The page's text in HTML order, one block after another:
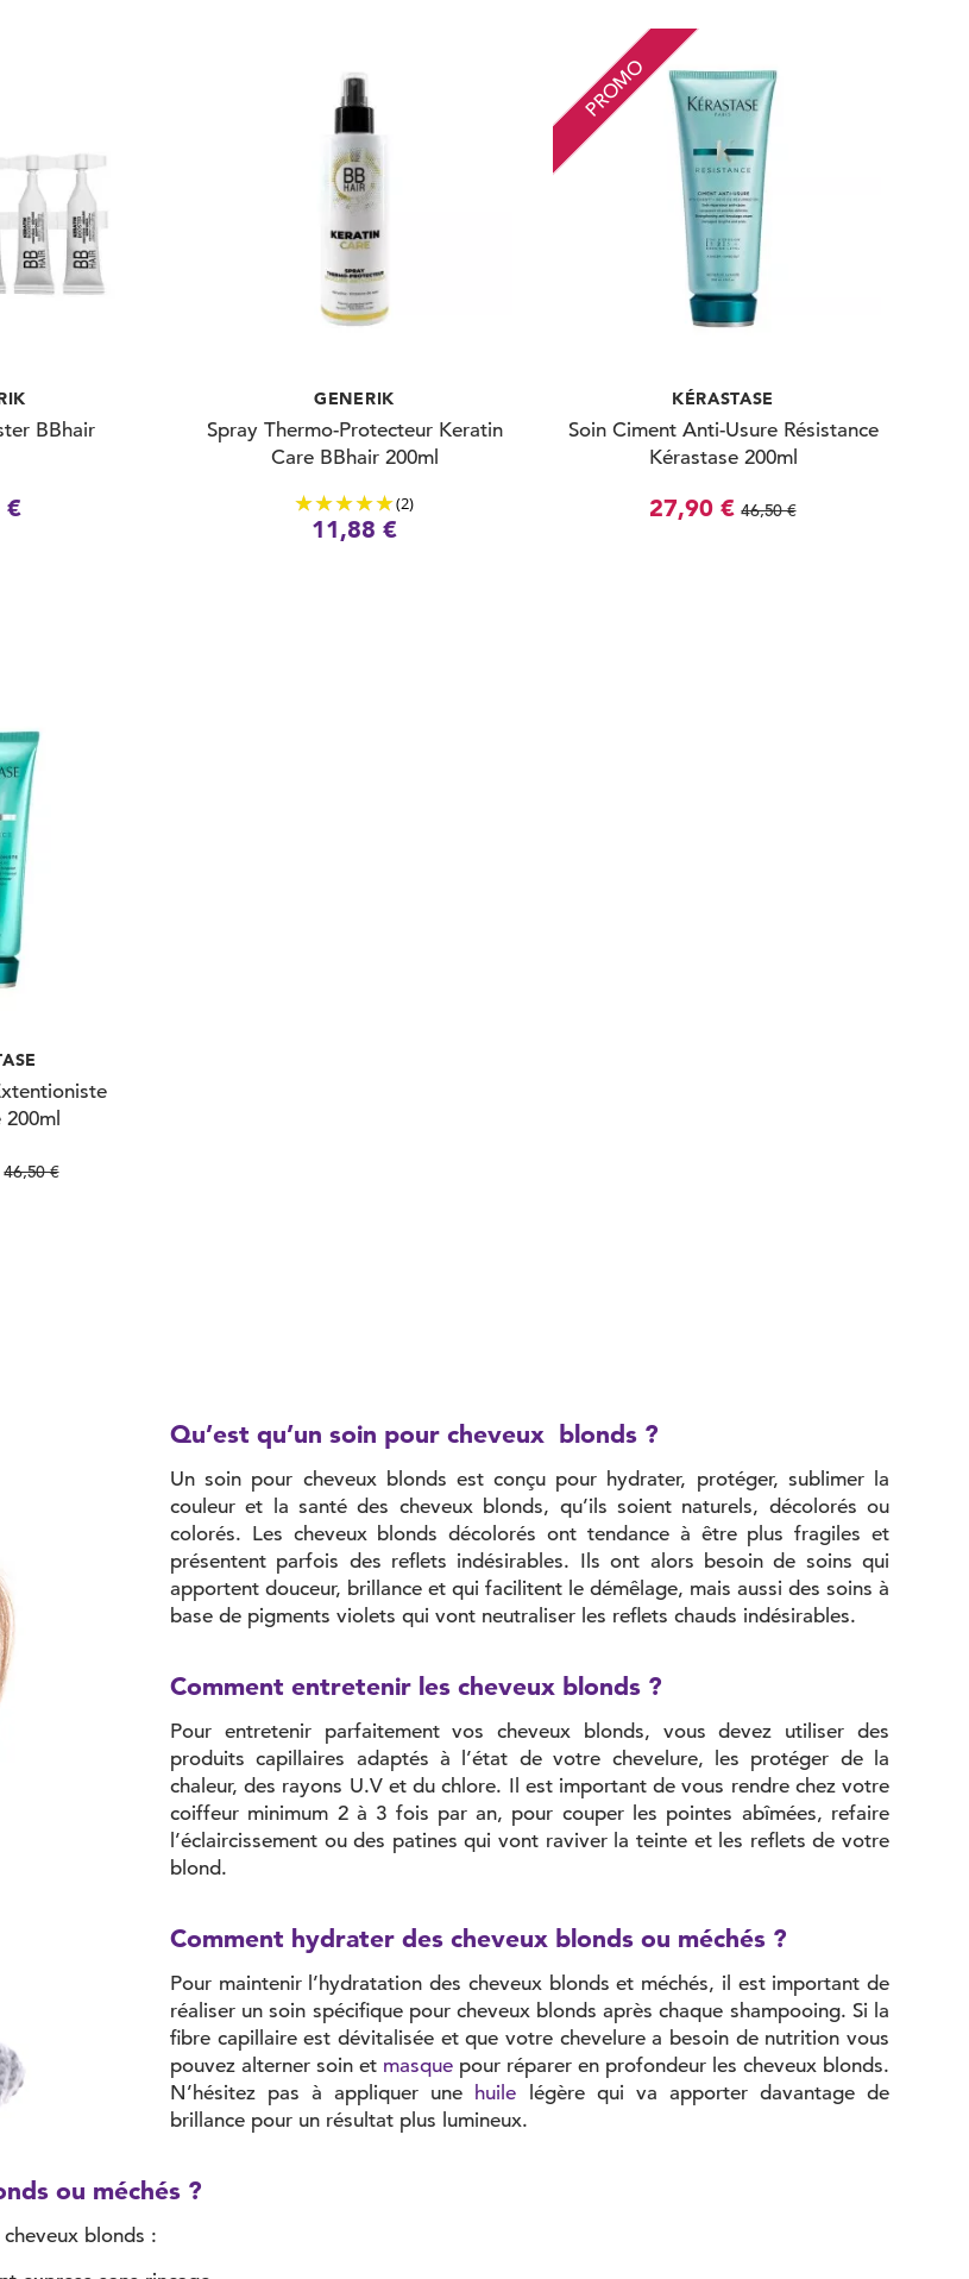
BBhair
€
GENERIK
Spray Thermo-Protecteur Keratin
Care BBhair 200ml
(2)
11,88 €
PROMO
KÉRASTASE
Soin Ciment Anti-Usure Résistance
Kérastase 200ml
27,90 € 46,50 €
46,50 €
Qu’est qu’un soin pour cheveux blonds ?
Un soin pour cheveux blonds est conçu pour hydrater, protéger, sublimer la
couleur et la santé des cheveux blonds, qu’ils soient naturels, décolorés ou
colorés. Les cheveux blonds décolorés ont tendance à être plus fragiles et
présentent parfois des reflets indésirables. Ils ont alors besoin de soins qui
apportent douceur, brillance et qui facilitent le démêlage, mais aussi des soins à
base de pigments violets qui vont neutraliser les reflets chauds indésirables.
Comment entretenir les cheveux blonds ?
Pour entretenir parfaitement vos cheveux blonds, vous devez utiliser des
produits capillaires adaptés à l’état de votre chevelure, les protéger de la
chaleur, des rayons U.V et du chlore. Il est important de vous rendre chez votre
coiffeur minimum 2 à 3 fois par an, pour couper les pointes abîmées, refaire
l’éclaircissement ou des patines qui vont raviver la teinte et les reflets de votre
blond.
Comment hydrater des cheveux blonds ou méchés ?
Pour maintenir l’hydratation des cheveux blonds et méchés, il est important de
réaliser un soin spécifique pour cheveux blonds après chaque shampooing. Si la
fibre capillaire est dévitalisée et que votre chevelure a besoin de nutrition vous
pouvez alterner soin et masque pour réparer en profondeur les cheveux blonds.
N’hésitez pas à appliquer une huile légère qui va apporter davantage de
brillance pour un résultat plus lumineux.
ou méchés ?
blonds :